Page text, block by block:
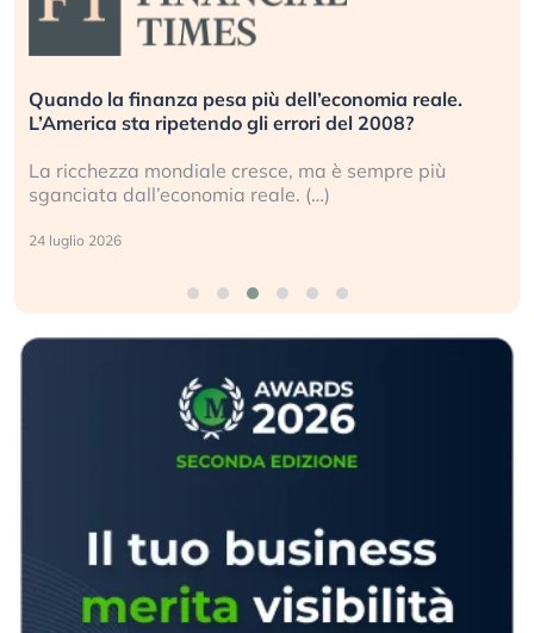
Quando la finanza pesa più dell’economia reale.
L’America sta ripetendo gli errori del 2008?
La ricchezza mondiale cresce, ma è sempre più
sganciata dall’economia reale. (…)
24 luglio 2026